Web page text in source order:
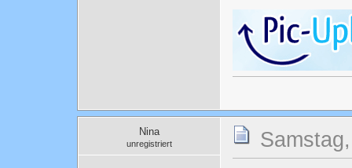
Nina
unregistriert